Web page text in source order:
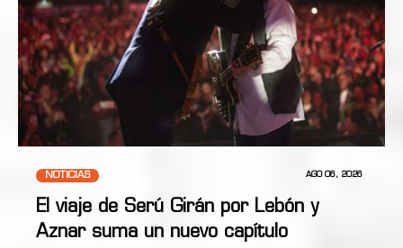
NOTICIAS AGO 06, 2026
El viaje de Serú Girán por Lebón y
Aznar suma un nuevo capítulo